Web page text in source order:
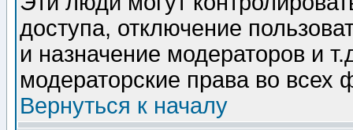
доступа, отключение
и назначение модераторов и
модераторские права во всех
Вернуться к началу